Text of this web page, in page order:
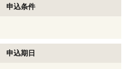
申込条件
申込期日